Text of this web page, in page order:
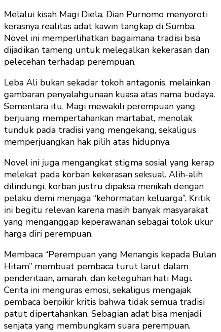
Melalui kisah Magi Diela, Dian Purnomo menyoroti
kerasnya realitas adat kawin tangkap di Sumba.
Novel ini memperlihatkan bagaimana tradisi bisa
dijadikan tameng untuk melegalkan kekerasan dan
pelecehan terhadap perempuan.
Leba Ali bukan sekadar tokoh antagonis, melainkan
gambaran penyalahgunaan kuasa atas nama budaya.
Sementara itu, Magi mewakili perempuan yang
berjuang mempertahankan martabat, menolak
tunduk pada tradisi yang mengekang, sekaligus
memperjuangkan hak pilih atas hidupnya.
Novel ini juga mengangkat stigma sosial yang kerap
melekat pada korban kekerasan seksual. Alih-alih
dilindungi, korban justru dipaksa menikah dengan
pelaku demi menjaga “kehormatan keluarga”. Kritik
ini begitu relevan karena masih banyak masyarakat
yang menganggap keperawanan sebagai tolok ukur
harga diri perempuan.
Membaca “Perempuan yang Menangis kepada Bulan
Hitam” membuat pembaca turut larut dalam
penderitaan, amarah, dan keteguhan hati Magi.
Cerita ini menguras emosi, sekaligus mengajak
pembaca berpikir kritis bahwa tidak semua tradisi
patut dipertahankan. Sebagian adat bisa menjadi
senjata yang membungkam suara perempuan.